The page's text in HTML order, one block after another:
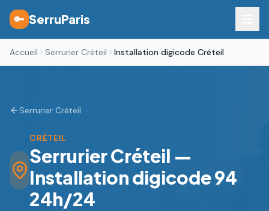
🔑 SerruParis
Accueil Serrurier Créteil Installation digicode Créteil
Serrurier Créteil
CRÉTEIL
Serrurier Créteil —
Installation digicode 94
24h/24